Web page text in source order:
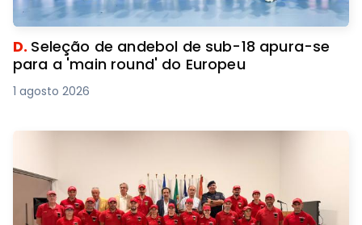
D. Seleção de andebol de sub-18 apura-se
para a 'main round' do Europeu
1 agosto 2026